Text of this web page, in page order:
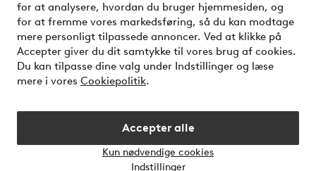
for at analysere, hvordan du bruger hjemmesiden, og
for at fremme vores markedsføring, så du kan modtage
mere personligt tilpassede annoncer. Ved at klikke på
Accepter giver du dit samtykke til vores brug af cookies.
Du kan tilpasse dine valg under Indstillinger og læse
mere i vores Cookiepolitik.
Accepter alle
Kun nødvendige cookies
Indstillinger
Vil du vide mere om vores betalingsmuligheder?
elpy